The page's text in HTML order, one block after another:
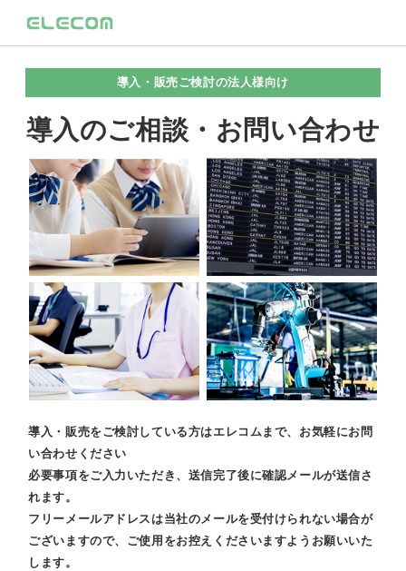
導入・販売ご検討の法人様向け
導入のご相談・お問い合わせ
導入・販売をご検討している方はエレコムまで、お気軽にお問
い合わせください
必要事項をご入力いただき、送信完了後に確認メールが送信さ
れます。
フリーメールアドレスは当社のメールを受付けられない場合が
ございますので、ご使用をお控えくださいますようお願いいた
します。